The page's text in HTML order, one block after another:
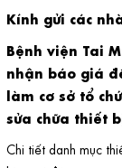
Kính gửi các
Bệnh viện Tai
nhận báo giá
làm cơ sở tổ
sửa chữa thiết
Chi tiết danh mục